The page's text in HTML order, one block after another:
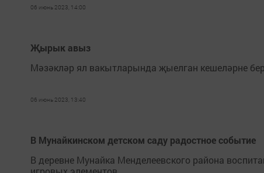
06 июнь 2023, 14:00
Җырык авыз
Мәзәкләр ял вакытларында җыелган кешеләрне
06 июнь 2023, 13:40
В Мунайкинском детском саду радостное событие
В деревне Мунайка Менделеевского района